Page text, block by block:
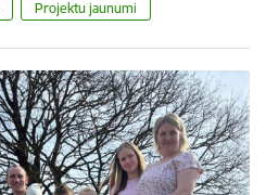
Projektu jaunumi